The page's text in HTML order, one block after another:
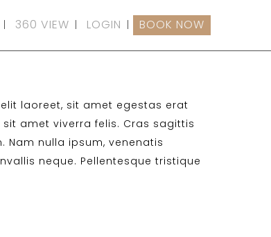
360 VIEW LOGIN BOOK NOW
laoreet, sit amet egestas erat
amet viverra felis. Cras sagittis
Nam nulla ipsum, venenatis
neque. Pellentesque tristique